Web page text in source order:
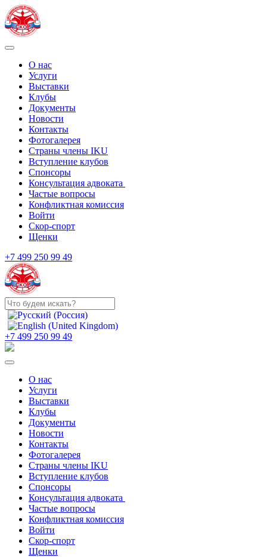
О нас
Услуги
Выставки
Клубы
Документы
Новости
Контакты
Фотогалерея
Страны члены IKU
Вступление клубов​
Спонсоры
Консультация адвоката ​
Частые вопросы
Конфликтная комиссия
Войти
Скор-спорт
Щенки
+7 499 250 99 49
+7 499 250 99 49
О нас
Услуги
Выставки
Клубы
Документы
Новости
Контакты
Фотогалерея
Страны члены IKU
Вступление клубов​
Спонсоры
Консультация адвоката ​
Частые вопросы
Конфликтная комиссия
Войти
Скор-спорт
Щенки